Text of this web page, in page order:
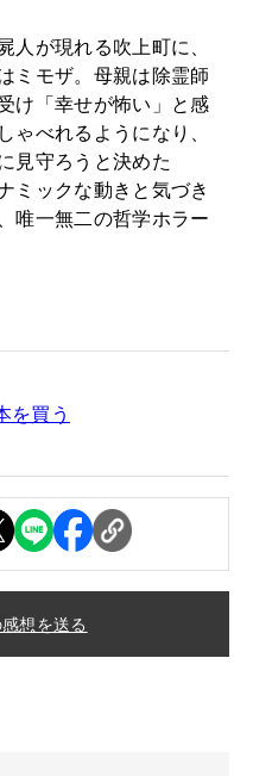
が現れる吹上町に、
ミモザ。母親は除霊師
け「幸せが怖い」と感
ゃべれるようになり、
見守ろうと決めた
ックな動きと気づき
唯一無二の哲学ホラー
を買う
想を送る